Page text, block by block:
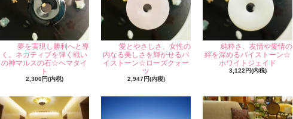
夢を実現し勝利へと導
く。ネガティブを弾く戦い
の神マルスの石☆ヘマタイ
ト
2,300円(内税)
愛とやさしさ、女性の
内なる美しさを輝かせるパ
イストーン☆ローズクォー
ツ
2,947円(内税)
純粋さ、友情や愛情の
絆を深めるパイストーン☆
ホワイトジェイド
3,122円(内税)